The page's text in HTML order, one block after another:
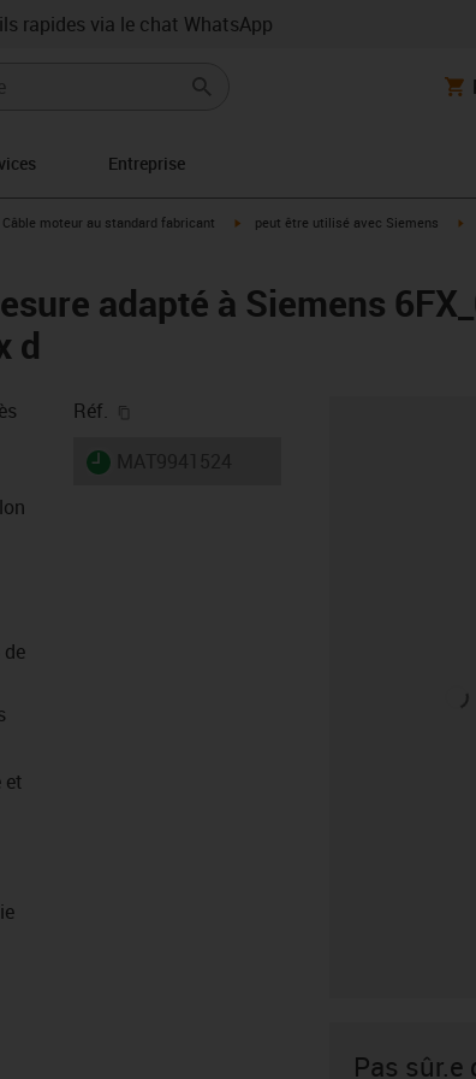
rapides via le chat WhatsApp
Entreprise
icon-arrow-right
Câble moteur au standard fabricant igus-icon-arrow-right
peut être utilisé avec Siemens
adapté à Siemens
d
et
Réf.
igus-icon-lieferzeit
Pas sûr.e